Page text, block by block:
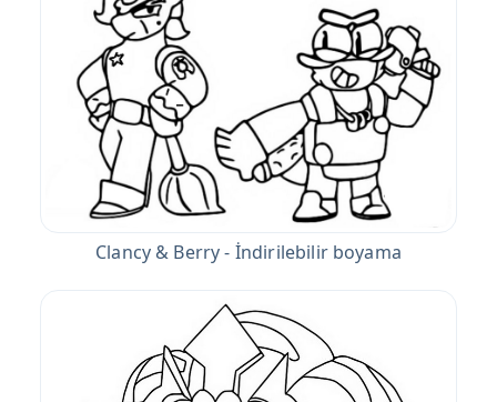
Clancy & Berry - İndirilebilir boyama